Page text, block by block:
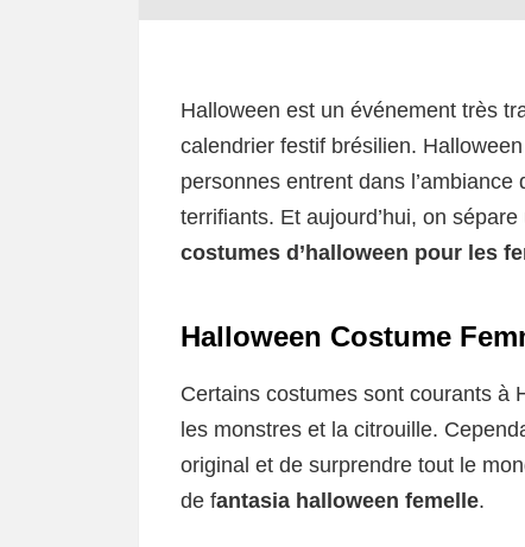
Halloween est un événement très
calendrier festif brésilien.
personnes entrent dans
terrifiants. Et aujourd’hui, on
costumes d’halloween pour les
Halloween Costume
Certains costumes sont courants à
les monstres et la citrouille.
original et de surprendre tout le
de fantasia halloween femelle.